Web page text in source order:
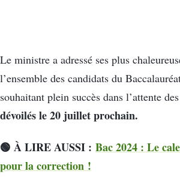
Le ministre a adressé ses plus
l’ensemble des candidats du
souhaitant plein succès dans l’attente
dévoilés le 20 juillet prochain.
🟢 À LIRE AUSSI : Bac 2024 : Le
pour la correction !